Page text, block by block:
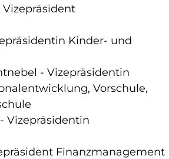
Kinder- und
- Vizepräsidentin
Vorschule,
Vizepräsidentin
Finanzmanagement